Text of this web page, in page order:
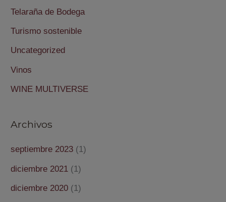
Telaraña de Bodega
Turismo sostenible
Uncategorized
Vinos
WINE MULTIVERSE
Archivos
septiembre 2023 (1)
diciembre 2021 (1)
diciembre 2020 (1)